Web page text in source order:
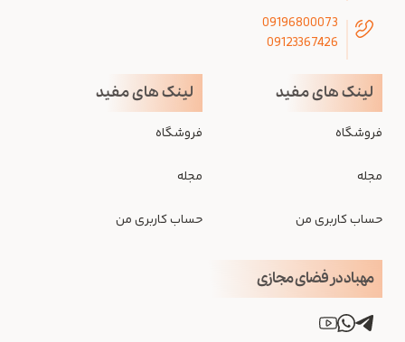
09196800073
09123367426
لینک های مفید
فروشگاه
مجله
حساب کاربری من
لینک های مفید
فروشگاه
مجله
حساب کاربری من
مهباد در فضای مجازی